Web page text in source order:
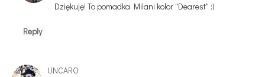
Dziękuję! To pomadka Milani kolor "Dearest" :)
Reply
UNCARO